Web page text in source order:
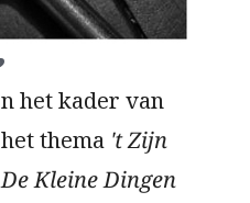
n het kader van
het thema 't Zijn
De Kleine Dingen